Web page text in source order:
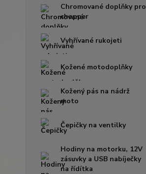
Chromované doplňky pro
chopper
Vyhřívané rukojeti
Kožené motodoplňky
Kožený pás na nádrž
moto
Čepičky na ventilky
Hodiny na motorku, 12V
zásuvky a USB nabíječky
na řídítka